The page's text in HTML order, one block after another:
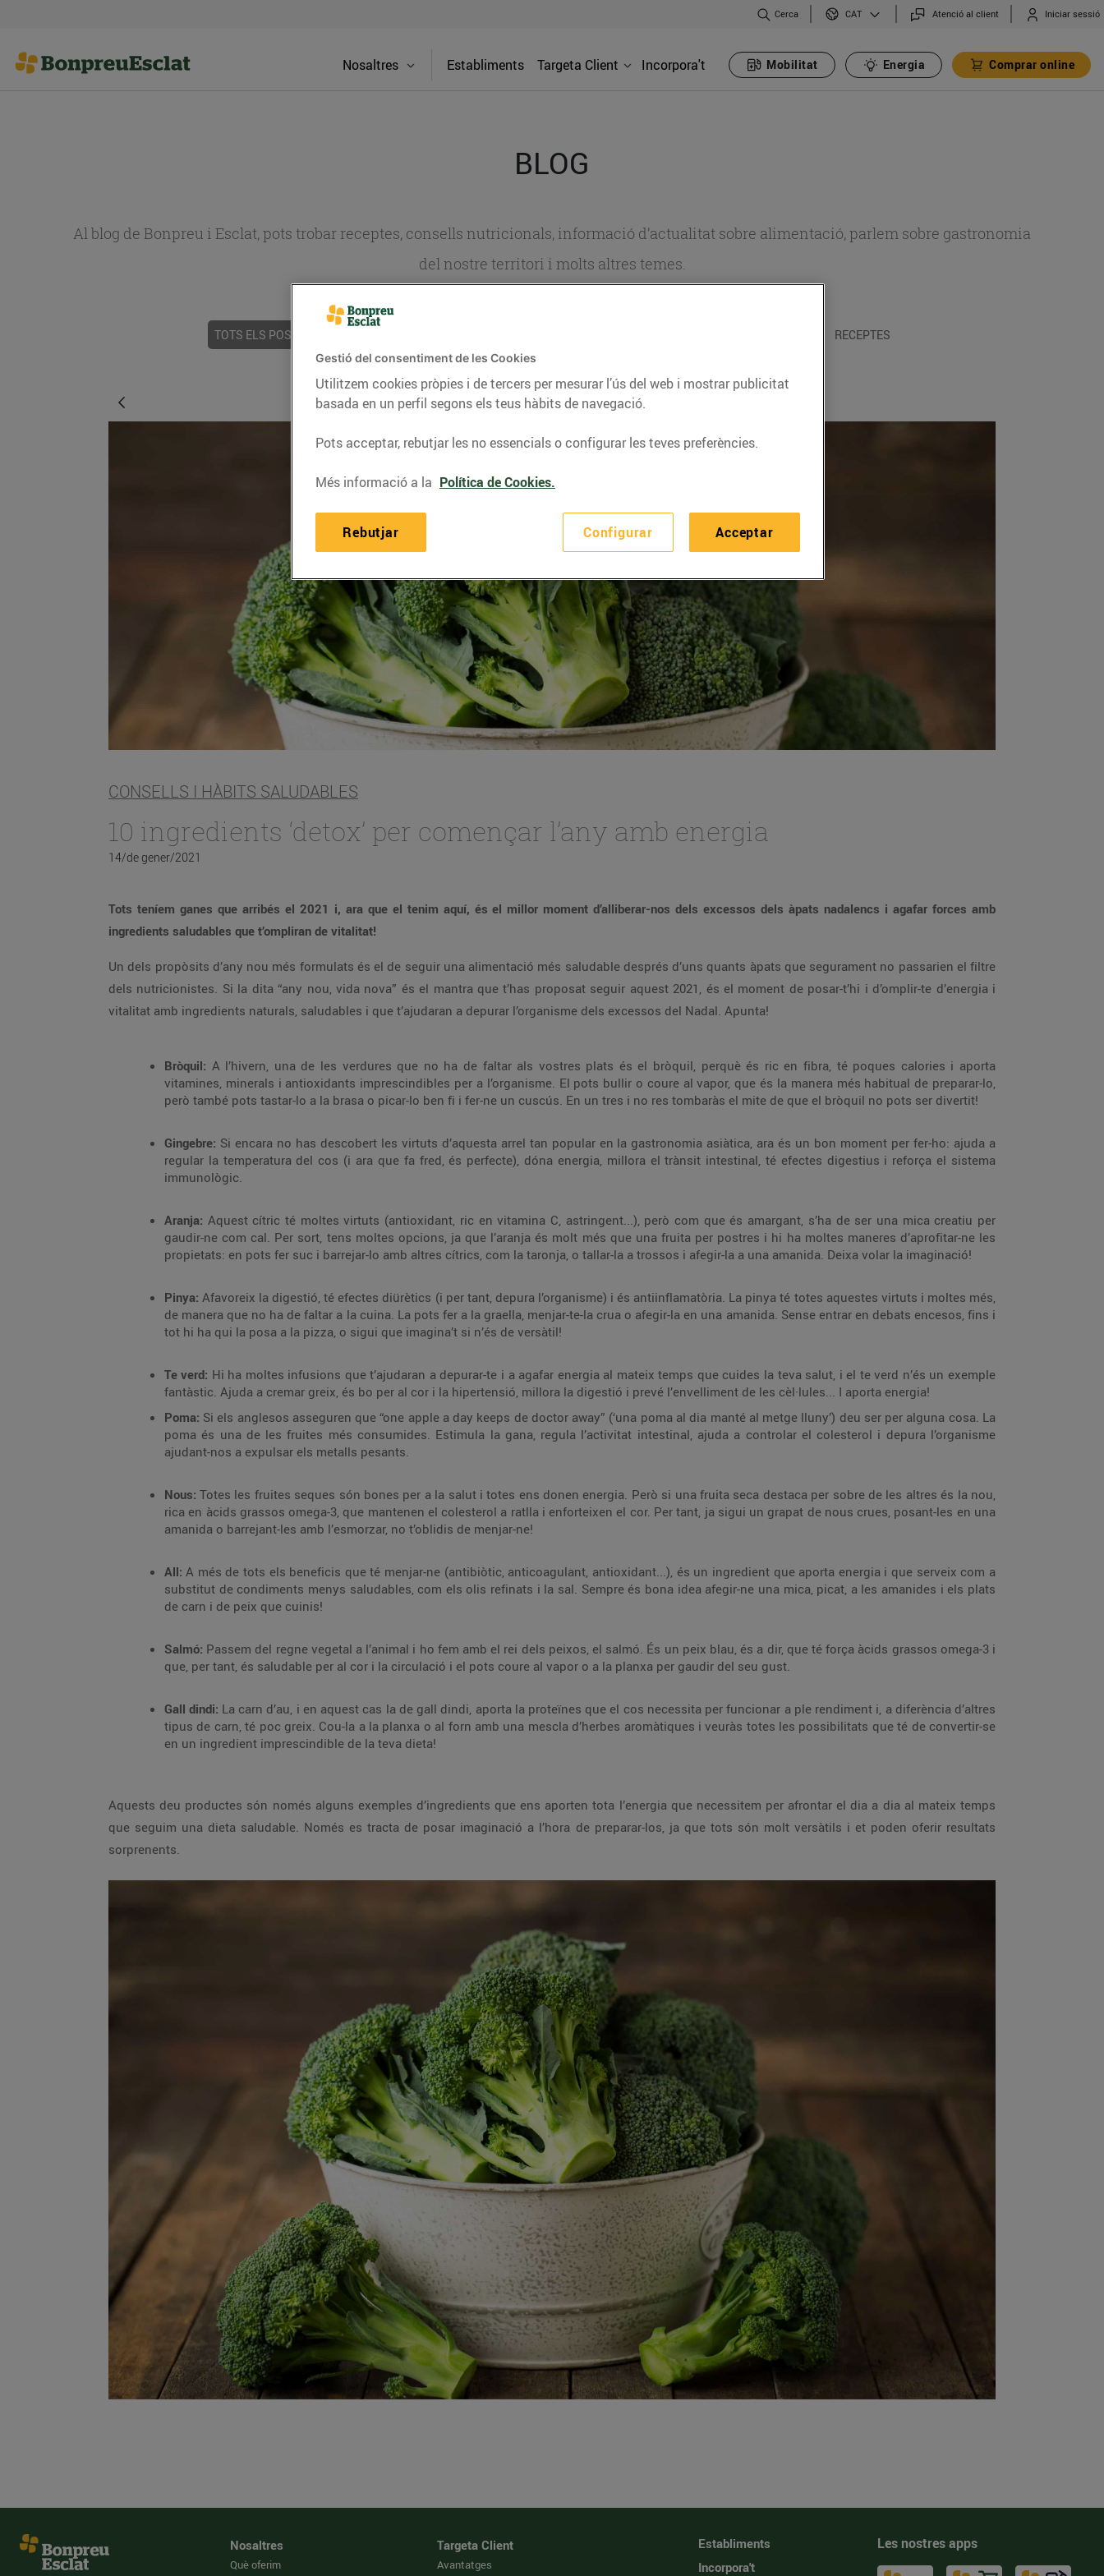
Cerca CAT Atenció al client Iniciar sessió
Nosaltres Establiments Targeta Client Incorpora't Mobilitat Energia Comprar online
BLOG
Al blog de Bonpreu i Esclat, pots trobar receptes, consells nutricionals, informació d’actualitat sobre alimentació, parlem sobre gastronomia
del nostre territori i molts altres temes.
TOTS ELS POSTS RECEPTES
CONSELLS I HÀBITS SALUDABLES
10 ingredients ‘detox’ per començar l’any amb energia
14/de gener/2021
Tots teníem ganes que arribés el 2021 i, ara que el tenim aquí, és el millor moment d’alliberar-nos dels excessos dels àpats nadalencs i agafar forces amb
ingredients saludables que t’ompliran de vitalitat!
Un dels propòsits d’any nou més formulats és el de seguir una alimentació més saludable després d’uns quants àpats que segurament no passarien el filtre
dels nutricionistes. Si la dita “any nou, vida nova” és el mantra que t’has proposat seguir aquest 2021, és el moment de posar-t’hi i d’omplir-te d’energia i
vitalitat amb ingredients naturals, saludables i que t’ajudaran a depurar l’organisme dels excessos del Nadal. Apunta!
Bròquil: A l’hivern, una de les verdures que no ha de faltar als vostres plats és el bròquil, perquè és ric en fibra, té poques calories i aporta
vitamines, minerals i antioxidants imprescindibles per a l’organisme. El pots bullir o coure al vapor, que és la manera més habitual de preparar-lo,
però també pots tastar-lo a la brasa o picar-lo ben fi i fer-ne un cuscús. En un tres i no res tombaràs el mite de que el bròquil no pots ser divertit!
Gingebre: Si encara no has descobert les virtuts d’aquesta arrel tan popular en la gastronomia asiàtica, ara és un bon moment per fer-ho: ajuda a
regular la temperatura del cos (i ara que fa fred, és perfecte), dóna energia, millora el trànsit intestinal, té efectes digestius i reforça el sistema
immunològic.
Aranja: Aquest cítric té moltes virtuts (antioxidant, ric en vitamina C, astringent...), però com que és amargant, s’ha de ser una mica creatiu per
gaudir-ne com cal. Per sort, tens moltes opcions, ja que l’aranja és molt més que una fruita per postres i hi ha moltes maneres d’aprofitar-ne les
propietats: en pots fer suc i barrejar-lo amb altres cítrics, com la taronja, o tallar-la a trossos i afegir-la a una amanida. Deixa volar la imaginació!
Pinya: Afavoreix la digestió, té efectes diürètics (i per tant, depura l’organisme) i és antiinflamatòria. La pinya té totes aquestes virtuts i moltes més,
de manera que no ha de faltar a la cuina. La pots fer a la graella, menjar-te-la crua o afegir-la en una amanida. Sense entrar en debats encesos, fins i
tot hi ha qui la posa a la pizza, o sigui que imagina’t si n’és de versàtil!
Te verd: Hi ha moltes infusions que t’ajudaran a depurar-te i a agafar energia al mateix temps que cuides la teva salut, i el te verd n’és un exemple
fantàstic. Ajuda a cremar greix, és bo per al cor i la hipertensió, millora la digestió i prevé l’envelliment de les cèl·lules... I aporta energia!
Poma: Si els anglesos asseguren que “one apple a day keeps de doctor away” (‘una poma al dia manté al metge lluny’) deu ser per alguna cosa. La
poma és una de les fruites més consumides. Estimula la gana, regula l’activitat intestinal, ajuda a controlar el colesterol i depura l’organisme
ajudant-nos a expulsar els metalls pesants.
Nous: Totes les fruites seques són bones per a la salut i totes ens donen energia. Però si una fruita seca destaca per sobre de les altres és la nou,
rica en àcids grassos omega-3, que mantenen el colesterol a ratlla i enforteixen el cor. Per tant, ja sigui un grapat de nous crues, posant-les en una
amanida o barrejant-les amb l’esmorzar, no t’oblidis de menjar-ne!
All: A més de tots els beneficis que té menjar-ne (antibiòtic, anticoagulant, antioxidant...), és un ingredient que aporta energia i que serveix com a
substitut de condiments menys saludables, com els olis refinats i la sal. Sempre és bona idea afegir-ne una mica, picat, a les amanides i els plats
de carn i de peix que cuinis!
Salmó: Passem del regne vegetal a l’animal i ho fem amb el rei dels peixos, el salmó. És un peix blau, és a dir, que té força àcids grassos omega-3 i
que, per tant, és saludable per al cor i la circulació i el pots coure al vapor o a la planxa per gaudir del seu gust.
Gall dindi: La carn d’au, i en aquest cas la de gall dindi, aporta la proteïnes que el cos necessita per funcionar a ple rendiment i, a diferència d’altres
tipus de carn, té poc greix. Cou-la a la planxa o al forn amb una mescla d’herbes aromàtiques i veuràs totes les possibilitats que té de convertir-se
en un ingredient imprescindible de la teva dieta!
Aquests deu productes són només alguns exemples d’ingredients que ens aporten tota l’energia que necessitem per afrontar el dia a dia al mateix temps
que seguim una dieta saludable. Només es tracta de posar imaginació a l’hora de preparar-los, ja que tots són molt versàtils i et poden oferir resultats
sorprenents.
Nosaltres
Què oferim
Targeta Client
Avantatges
Establiments
Incorpora't
Les nostres apps
Gestió del consentiment de les Cookies
Utilitzem cookies pròpies i de tercers per mesurar l’ús del web i mostrar publicitat
basada en un perfil segons els teus hàbits de navegació.
Pots acceptar, rebutjar les no essencials o configurar les teves preferències.
Més informació a la Política de Cookies.
Configurar
Rebutjar Acceptar